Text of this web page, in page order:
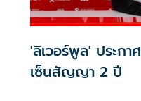
'ลิเวอร์พูล' ประก
เซ็นสัญญา 2 ปี